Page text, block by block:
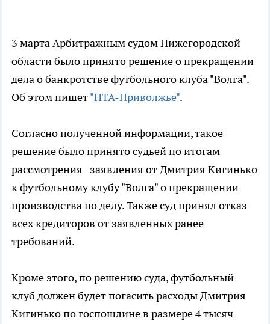
3 марта Арбитражным судом Нижегородской
области было принято решение о прекращении
дела о банкротстве футбольного клуба "Волга".
Об этом пишет"НТА-Приволжье".
Согласно полученной информации, такое
решение было принято судьей по итогам
рассмотрения заявления от Дмитрия Кигинько
к футбольному клубу "Волга" о прекращении
производства по делу. Также суд принял отказ
всех кредиторов от заявленных ранее
требований.
Кроме этого, по решению суда, футбольный
клуб должен будет погасить расходы Дмитрия
Кигинько по госпошлине в размере 4 тысяч